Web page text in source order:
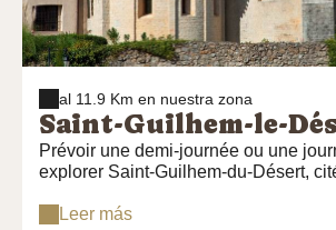
al 11.9 Km en nuestra zona
Saint-Guilhem-le-
Prévoir une demi-journée ou une
explorer Saint-Guilhem-du-Désert,
Visiter [l'abbaye de Gellone]
Leer más